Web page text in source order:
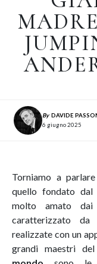
By DAVIDE
6 giugno 2025
Torniamo a
quello fondato dal
molto amato dai
caratterizzato da
realizzate con un
grandi maestri del